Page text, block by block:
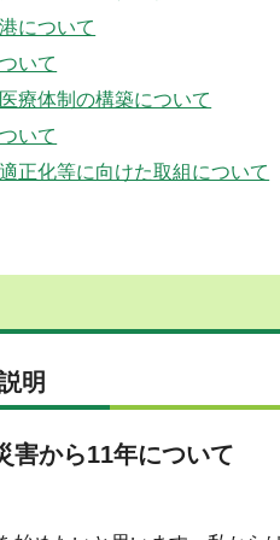
について
いて
療体制の構築について
いて
正化等に向けた取組について
明
から11年について